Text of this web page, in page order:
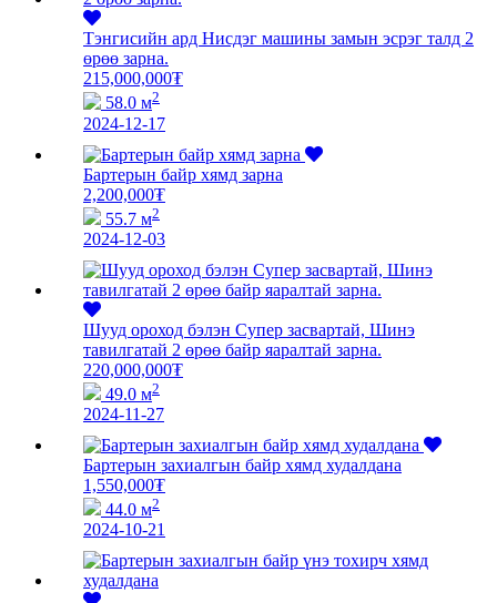
Тэнгисийн ард Нисдэг машины замын эсрэг талд 2
өрөө зарна.
215,000,000₮
58.0 м2
2024-12-17
Бартерын байр хямд зарна
2,200,000₮
55.7 м2
2024-12-03
Шууд ороход бэлэн Супер засвартай, Шинэ
тавилгатай 2 өрөө байр яаралтай зарна.
220,000,000₮
49.0 м2
2024-11-27
Бартерын захиалгын байр хямд худалдана
1,550,000₮
44.0 м2
2024-10-21